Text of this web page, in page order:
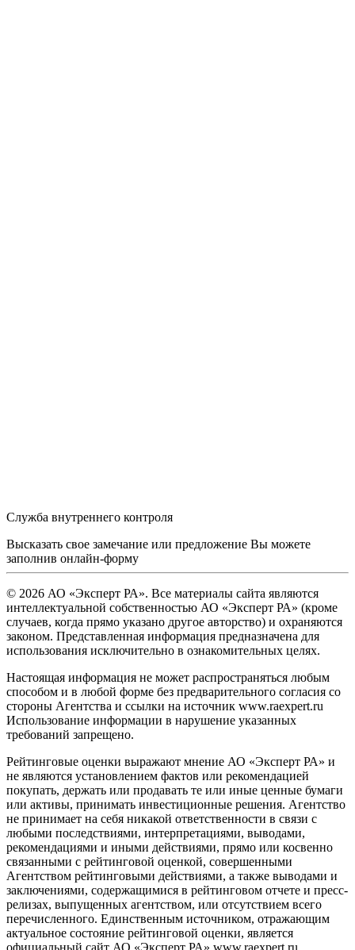
Служба внутреннего контроля
Высказать свое замечание или предложение Вы можете
заполнив онлайн-форму
© 2026 АО «Эксперт РА». Все материалы сайта являются
интеллектуальной собственностью АО «Эксперт РА» (кроме
случаев, когда прямо указано другое авторство) и охраняются
законом. Представленная информация предназначена для
использования исключительно в ознакомительных целях.
Настоящая информация не может распространяться любым
способом и в любой форме без предварительного согласия со
стороны Агентства и ссылки на источник www.raexpert.ru
Использование информации в нарушение указанных
требований запрещено.
Рейтинговые оценки выражают мнение АО «Эксперт РА» и
не являются установлением фактов или рекомендацией
покупать, держать или продавать те или иные ценные бумаги
или активы, принимать инвестиционные решения. Агентство
не принимает на себя никакой ответственности в связи с
любыми последствиями, интерпретациями, выводами,
рекомендациями и иными действиями, прямо или косвенно
связанными с рейтинговой оценкой, совершенными
Агентством рейтинговыми действиями, а также выводами и
заключениями, содержащимися в рейтинговом отчете и пресс-
релизах, выпущенных агентством, или отсутствием всего
перечисленного. Единственным источником, отражающим
актуальное состояние рейтинговой оценки, является
официальный сайт АО «Эксперт РА» www.raexpert.ru.